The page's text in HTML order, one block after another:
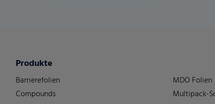
Produkte
Barrierefolien
Compounds
MDO Folien
Multipack-